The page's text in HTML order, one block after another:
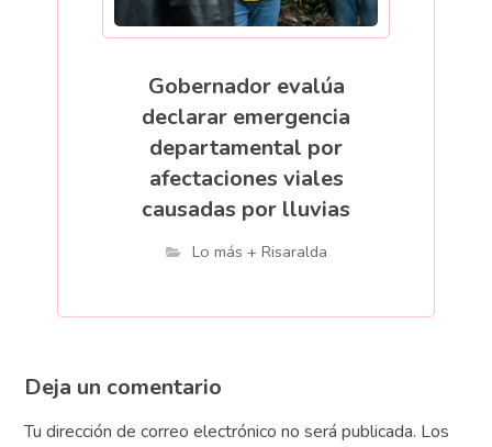
Gobernador evalúa
declarar emergencia
departamental por
afectaciones viales
causadas por lluvias
Lo más + Risaralda
Deja un comentario
Tu dirección de correo electrónico no será publicada. Los